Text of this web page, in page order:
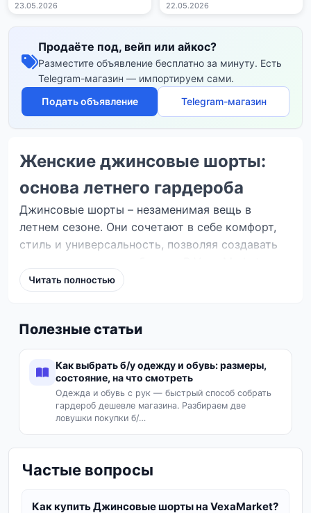
23.05.2026 22.05.2026
Продаёте под, вейп или айкос?
Разместите объявление бесплатно за минуту. Есть
Telegram-магазин — импортируем сами.
Подать объявление
Telegram-магазин
Женские джинсовые шорты:
основа летнего гардероба
Джинсовые шорты – незаменимая вещь в
летнем сезоне. Они сочетают в себе комфорт,
стиль и универсальность, позволяя создавать
найдете разнообразные модели женских
Классические модели:прямой крой,
средняя посадка, длина до середины
бедра. Идеальны для повседневных
образов.
Шорты с высокой талией:визуально
удлиняют ноги и создают акцент на талии.
Отлично смотрятся с укороченными
Рваные шорты:добавляют образу
Читать полностью
Полезные статьи
Как выбрать б/у одежду и обувь: размеры,
состояние, на что смотреть
Одежда и обувь с рук — быстрый способ собрать
гардероб дешевле магазина. Разбираем две
ловушки покупки б/…
Частые вопросы
Как купить Джинсовые шорты на VexaMarket?